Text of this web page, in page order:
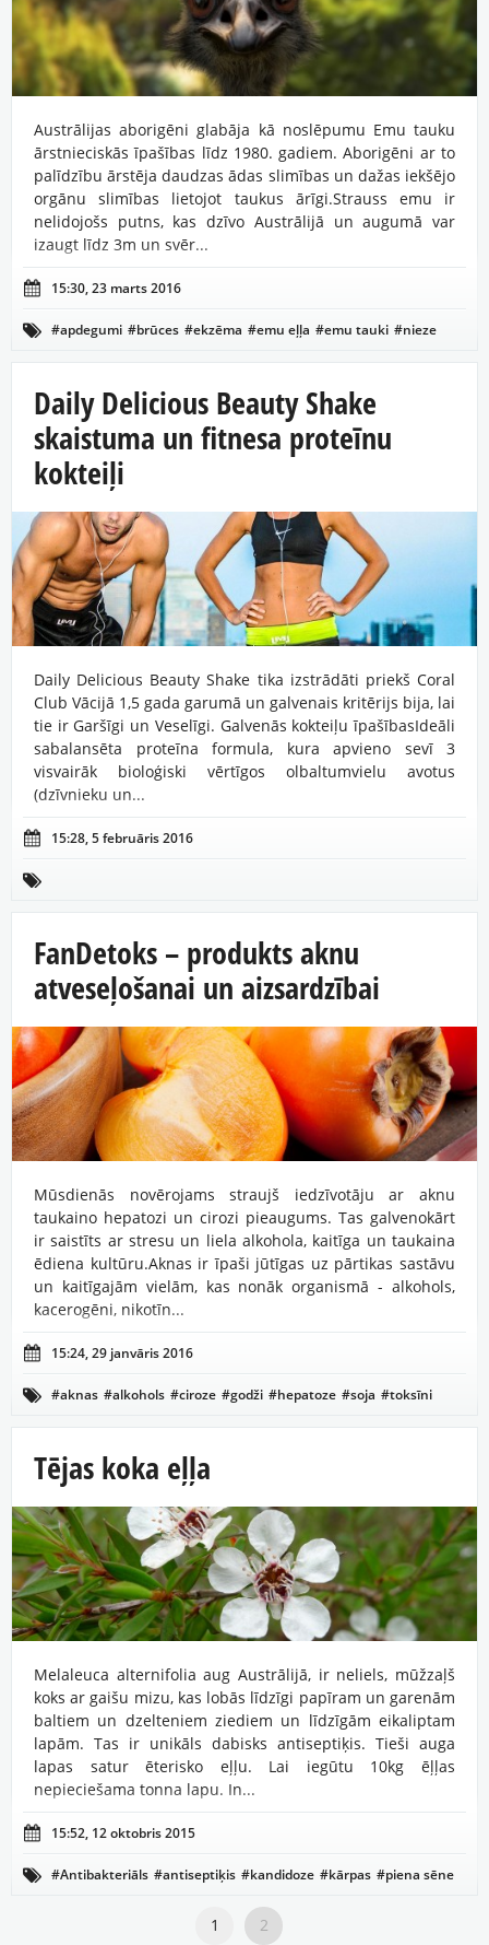
Austrālijas aborigēni glabāja kā noslēpumu Emu tauku
ārstnieciskās īpašības līdz 1980. gadiem. Aborigēni ar to
palīdzību ārstēja daudzas ādas slimības un dažas iekšējo
orgānu slimības lietojot taukus ārīgi.Strauss emu ir
nelidojošs putns, kas dzīvo Austrālijā un augumā var
izaugt līdz 3m un svēr...
 15:30, 23 marts 2016
 #apdegumi #brūces #ekzēma #emu eļļa #emu tauki #nieze
Daily Delicious Beauty Shake
skaistuma un fitnesa proteīnu
kokteiļi
Daily Delicious Beauty Shake tika izstrādāti priekš Coral
Club Vācijā 1,5 gada garumā un galvenais kritērijs bija, lai
tie ir Garšīgi un Veselīgi. Galvenās kokteiļu īpašībasIdeāli
sabalansēta proteīna formula, kura apvieno sevī 3
visvairāk bioloģiski vērtīgos olbaltumvielu avotus
(dzīvnieku un...
 15:28, 5 februāris 2016

FanDetoks – produkts aknu
atveseļošanai un aizsardzībai
Mūsdienās novērojams straujš iedzīvotāju ar aknu
taukaino hepatozi un cirozi pieaugums. Tas galvenokārt
ir saistīts ar stresu un liela alkohola, kaitīga un taukaina
ēdiena kultūru.Aknas ir īpaši jūtīgas uz pārtikas sastāvu
un kaitīgajām vielām, kas nonāk organismā - alkohols,
kacerogēni, nikotīn...
 15:24, 29 janvāris 2016
 #aknas #alkohols #ciroze #godži #hepatoze #soja #toksīni
Tējas koka eļļa
Melaleuca alternifolia aug Austrālijā, ir neliels, mūžzaļš
koks ar gaišu mizu, kas lobās līdzīgi papīram un garenām
baltiem un dzelteniem ziediem un līdzīgām eikaliptam
lapām. Tas ir unikāls dabisks antiseptiķis. Tieši auga
lapas satur ēterisko eļļu. Lai iegūtu 10kg ēļļas
nepieciešama tonna lapu. In...
 15:52, 12 oktobris 2015
 #Antibakteriāls #antiseptiķis #kandidoze #kārpas #piena sēne
1 2